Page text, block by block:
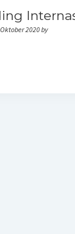
2020 by